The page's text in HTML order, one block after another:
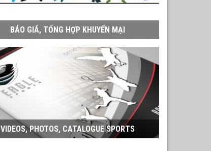
BÁO GIÁ, TỔNG HỢP KHUYẾN MẠI
VIDEOS, PHOTOS, CATALOGUE SPORTS